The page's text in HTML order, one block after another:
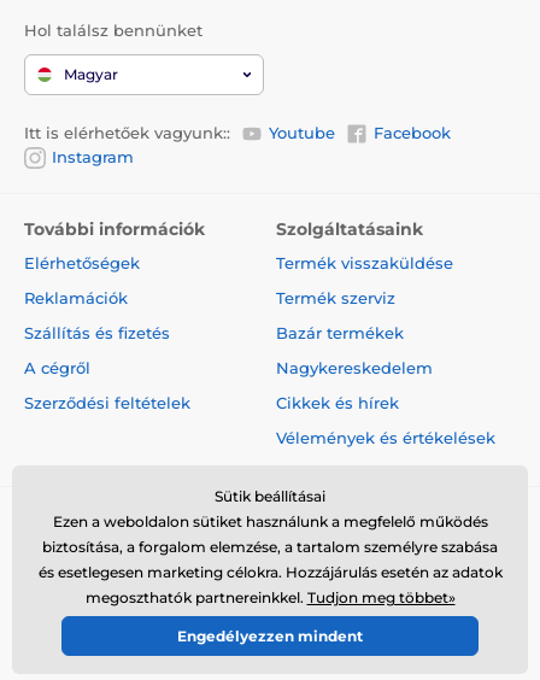
Hol találsz bennünket
Magyar
Itt is elérhetőek vagyunk:: Youtube
Facebook
Instagram
További információk
Elérhetőségek
Reklamációk
Szállítás és fizetés
A cégről
Szerződési feltételek
Szolgáltatásaink
Termék visszaküldése
Termék szerviz
Bazár termékek
Nagykereskedelem
Cikkek és hírek
Vélemények és értékelések
© 2026 www.elektro-nyakorvek.hu ⦁ Webshop szolgáltatónk a
SIMPLIA.cz
Sütik beállításai
Ezen a weboldalon sütiket használunk a megfelelő működés
biztosítása, a forgalom elemzése, a tartalom személyre szabása
és esetlegesen marketing célokra. Hozzájárulás esetén az adatok
megoszthatók partnereinkkel. Tudjon meg többet»
Engedélyezzen mindent